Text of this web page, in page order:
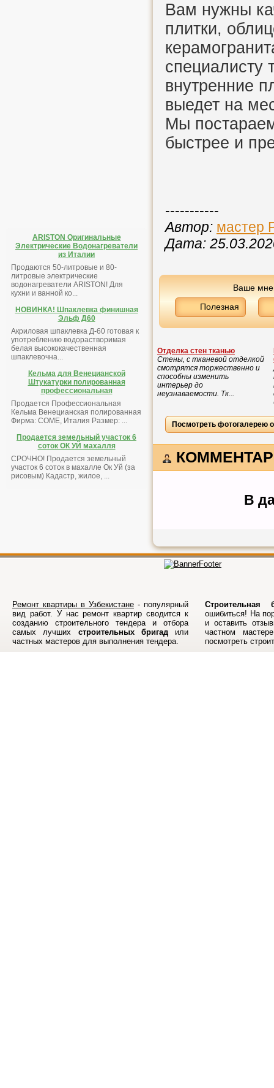
ARISTON Оригинальные
Электрические Водонагреватели
из Италии
Продаются 50-литровые и 80-
литровые электрические
водонагреватели ARISTON! Для
кухни и ванной ко...
НОВИНКА! Шпаклевка финишная
Эльф Д60
Акриловая шпаклевка Д-60 готовая к
употреблению водорастворимая
белая высококачественная
шпаклевочна...
Кельма для Венецианской
Штукатурки полированная
профессиональная
Продается Профессиональная
Кельма Венецианская полированная
Фирма: COME, Италия Размер: ...
Продается земельный участок 6
соток ОК УЙ махалля
СРОЧНО! Продается земельный
участок 6 соток в махалле Ок Уй (за
рисовым) Кадастр, жилое, ...
Вам нужны
плитки,
специалисту
внутренние
выедет на
Мы
быстрее и
-----------
Автор: мастер
Дата:
Ваше
Полезная
Отделка стен тканью
Стены, с тканевой отделкой
смотрятся торжественно и
способны изменить
интерьер до
неузнаваемости. Тк...
Посмотреть фотогалерею
В
Ремонт квартиры в Узбекистане - популярный
вид работ. У нас ремонт квартир сводится к
созданию строительного тендера и отбора
самых лучших строительных бригадили
частных мастеров для выполнения тендера.
Строительная
ошибиться! На
и оставить
частном
посмотреть